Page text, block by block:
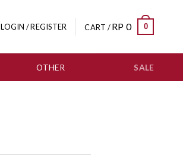
LOGIN / REGISTER CART /RP 0 0
OTHER SALE